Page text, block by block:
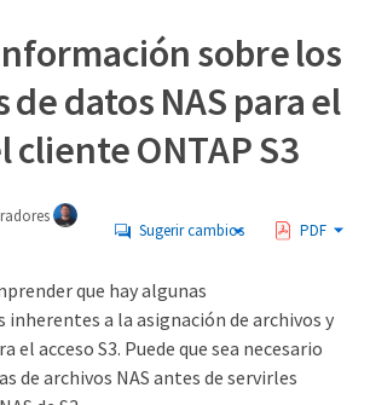
sobre los
datos NAS para el
cliente ONTAP S3
Sugerir cambios PDF
que hay algunas
a la asignación de archivos y
el acceso S3. Puede que sea necesario
de archivos NAS antes de servirles